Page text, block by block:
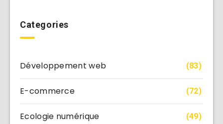
Categories
Développement web (83)
E-commerce (72)
Ecologie numérique (49)